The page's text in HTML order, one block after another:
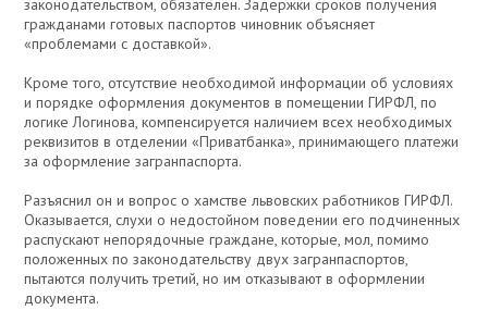
законодательством, обязателен. Задержки сроков получения
гражданами готовых паспортов чиновник объясняет
«проблемами с доставкой».
Кроме того, отсутствие необходимой информации об условиях
и порядке оформления документов в помещении ГИРФЛ, по
логике Логинова, компенсируется наличием всех необходимых
реквизитов в отделении «Приватбанка», принимающего платежи
за оформление загранпаспорта.
Разъяснил он и вопрос о хамстве львовских работников ГИРФЛ.
Оказывается, слухи о недостойном поведении его подчиненных
распускают непорядочные граждане, которые, мол, помимо
положенных по законодательству двух загранпаспортов,
пытаются получить третий, но им отказывают в оформлении
документа.